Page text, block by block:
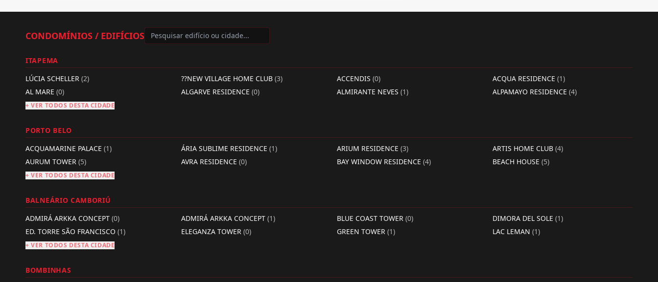
CONDOMÍNIOS / EDIFÍCIOS
ITAPEMA
LÚCIA SCHELLER (2) ??NEW VILLAGE HOME CLUB (3) ACCENDIS (0) ACQUA RESIDENCE (1)
AL MARE (0) ALGARVE RESIDENCE (0) ALMIRANTE NEVES (1) ALPAMAYO RESIDENCE (4)
+ VER TODOS DESTA CIDADE
PORTO BELO
ACQUAMARINE PALACE (1) ÁRIA SUBLIME RESIDENCE (1) ARIUM RESIDENCE (3) ARTIS HOME CLUB (4)
AURUM TOWER (5) AVRA RESIDENCE (0) BAY WINDOW RESIDENCE (4) BEACH HOUSE (5)
+ VER TODOS DESTA CIDADE
BALNEÁRIO CAMBORIÚ
ADMIRÁ ARKKA CONCEPT (0) ADMIRÁ ARKKA CONCEPT (1) BLUE COAST TOWER (0) DIMORA DEL SOLE (1)
ED. TORRE SÃO FRANCISCO (1) ELEGANZA TOWER (0) GREEN TOWER (1) LAC LEMAN (1)
+ VER TODOS DESTA CIDADE
BOMBINHAS